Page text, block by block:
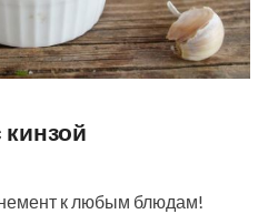
к любым блюдам!